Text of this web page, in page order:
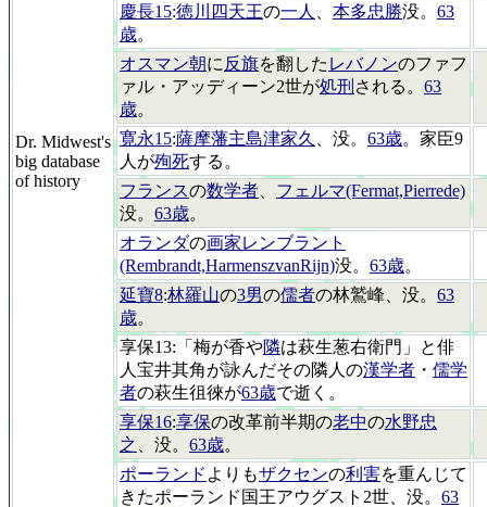
Dr. Midwest's
big database
of history
慶長15:徳川四天王の一人 本多忠勝没。 63
歳。
オスマン朝に 反旗を翻した レバノンのファフ
ァル・アッディーン2世が処刑 される。 63
歳。
寛永15:薩摩藩主島津家久 、没。 63歳。家臣9
人が殉死する。
フランスの数学者
フェルマ(Fermat,Pierrede)
没。 63歳。
オランダの画家レンブラント
(Rembrandt,HarmenszvanRijn)没。 63歳。
延寶8:林羅山の3男の儒者の林鷲峰、没。 63
歳。
享保13:「梅が香や隣は萩生葱右衛門」と俳
人宝井其角が詠んだその隣人の漢学者 ・ 儒学
者の萩生徂徠が63歳で逝く。
享保16:享保の改革前半期の老中の水野忠
之
、没。 63歳。
ポーランド よりもザクセンの利害を重んじて
きたポーランド国王アウグスト2世、没。 63